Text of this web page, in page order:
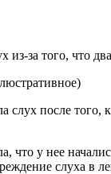
после того,
у нее
слуха в